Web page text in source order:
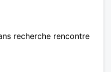
recherche rencontre